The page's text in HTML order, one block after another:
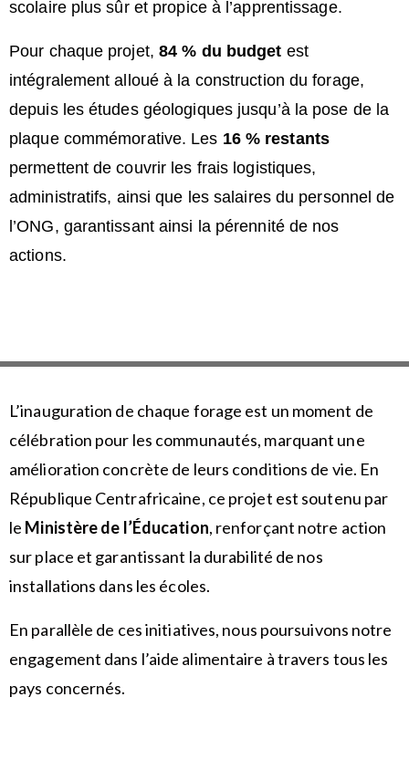
scolaire plus sûr et propice à l’apprentissage.
Pour chaque projet, 84 % du budget est
intégralement alloué à la construction du forage,
depuis les études géologiques jusqu’à la pose de la
plaque commémorative. Les 16 % restants
permettent de couvrir les frais logistiques,
administratifs, ainsi que les salaires du personnel de
l’ONG, garantissant ainsi la pérennité de nos
actions.
L’inauguration de chaque forage est un moment de
célébration pour les communautés, marquant une
amélioration concrète de leurs conditions de vie. En
République Centrafricaine, ce projet est soutenu par
le Ministère de l’Éducation, renforçant notre action
sur place et garantissant la durabilité de nos
installations dans les écoles.
En parallèle de ces initiatives, nous poursuivons notre
engagement dans l’aide alimentaire à travers tous les
pays concernés.